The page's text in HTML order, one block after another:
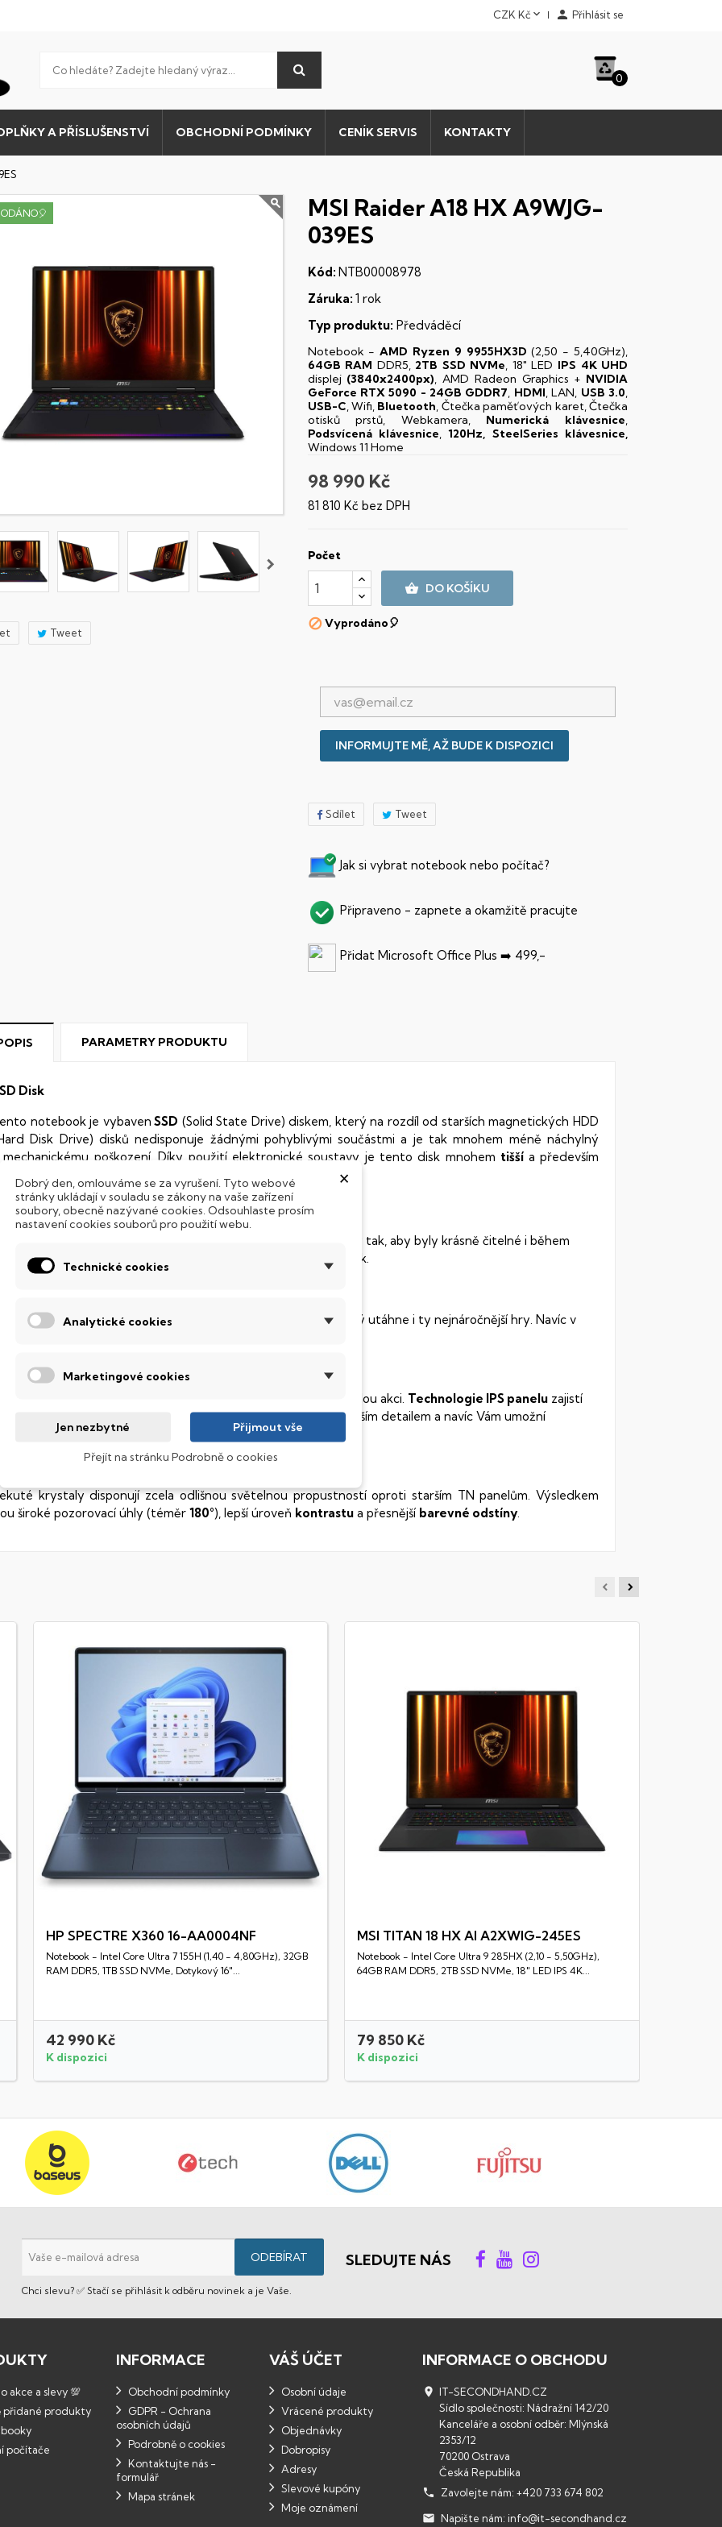
CZK Kč  Přihlásit se
0
A PŘÍSLUŠENSTVÍ OBCHODNÍ PODMÍNKY CENÍK SERVIS KONTAKTY
Tweet
MSI Raider A18 HX A9WJG-
039ES
Kód: NTB00008978
Záruka: 1 rok
Typ produktu: Předváděcí
Notebook -AMD Ryzen 9 9955HX3D(2,50 - 5,40GHz),
64GB RAM DDR5, 2TB SSD NVMe, 18" LED IPS 4K UHD
displej (3840x2400px), AMD Radeon Graphics + NVIDIA
GeForce RTX 5090 - 24GB GDDR7, HDMI, LAN, USB 3.0,
USB-C, Wifi, Bluetooth, Čtečka paměťových karet, Čtečka
otisků prstů, Webkamera, Numerická klávesnice,
Podsvícená klávesnice,120Hz, SteelSeries klávesnice,
Windows 11 Home
98 990 Kč
81 810 Kč bez DPH
Počet
 DO KOŠÍKU
Vyprodáno🎈
INFORMUJTE MĚ, AŽ BUDE K DISPOZICI
Sdílet Tweet
Jak si vybrat notebook nebo počítač?
Připraveno - zapnete a okamžitě pracujte
Přidat Microsoft Office Plus ➡️ 499,-
PARAMETRY PRODUKTU
Disk
notebook je vybaven SSD (Solid State Drive) diskem, který na rozdíl od starších magnetických HDD
Disk Drive) disků nedisponuje žádnými pohyblivými součástmi a je tak mnohem méně náchylný
poškození. Díky použití elektronické soustavy je tento disk mnohem tišší a především
mnohem
klávesnice
systém úsporných LED diod osvítí jednotlivé klávesy tak, aby byly krásně čitelné i během
noci, stále však decentně, aby nikterak nedráždily Váš zrak.
Raider
počítač s kvalitní klávesnicí a jedinečným podsvícením, který utáhne i ty nejnáročnější hry. Navíc v
tenkém těle.
frekvence 120 Hz
s obnovovací frekvencí
, který nabízí dokonale plynulou akci. Technologie IPS panelu zajistí
nádherné barvy, ostře čistý obraz s každým sebejemnějším detailem a navíc Vám umožní
obraz z jakéhokoliv úhlu
technologie IPS
krystaly disponují zcela odlišnou světelnou propustností oproti starším TN panelům. Výsledkem
široké pozorovací úhly (téměr 180°), lepší úroveň kontrastu a přesnější barevné odstíny
Rychlý náhled
HP SPECTRE X360 16-AA0004NF
Notebook - Intel Core Ultra 7 155H (1,40 - 4,80GHz), 32GB
RAM DDR5, 1TB SSD NVMe, Dotykový 16"...
42 990 Kč
K dispozici
Rychlý náhled
MSI TITAN 18 HX AI A2XWIG-245ES
Notebook - Intel Core Ultra 9 285HX (2,10 - 5,50GHz),
64GB RAM DDR5, 2TB SSD NVMe, 18" LED IPS 4K...
79 850 Kč
K dispozici
Chci slevu? ✅ Stačí se přihlásit k odběru novinek a je Vaše.
SLEDUJTE NÁS
akce a slevy 💯
přidané produkty
počítače
INFORMACE
Obchodní podmínky
GDPR - Ochrana
osobních údajů
Podrobně o cookies
Kontaktujte nás -
formulář
Mapa stránek
VÁŠ ÚČET
Osobní údaje
Vrácené produkty
Objednávky
Dobropisy
Adresy
Slevové kupóny
Moje oznámení
INFORMACE O OBCHODU
 IT-SECONDHAND.CZ
Sídlo společnosti: Nádražní 142/20
Kanceláře a osobní odběr: Mlýnská
2353/12
70200 Ostrava
Česká Republika

Zavolejte nám: +420 733 674 802
 Napište nám: info@it-secondhand.cz
×
Dobrý den, omlouváme se za vyrušení. Tyto webové
stránky ukládají v souladu se zákony na vaše zařízení
soubory, obecně nazývané cookies. Odsouhlaste prosím
nastavení cookies souborů pro použití webu.
Technické cookies
Analytické cookies
Marketingové cookies
Jen nezbytné Přijmout vše
Přejít na stránku Podrobně o cookies